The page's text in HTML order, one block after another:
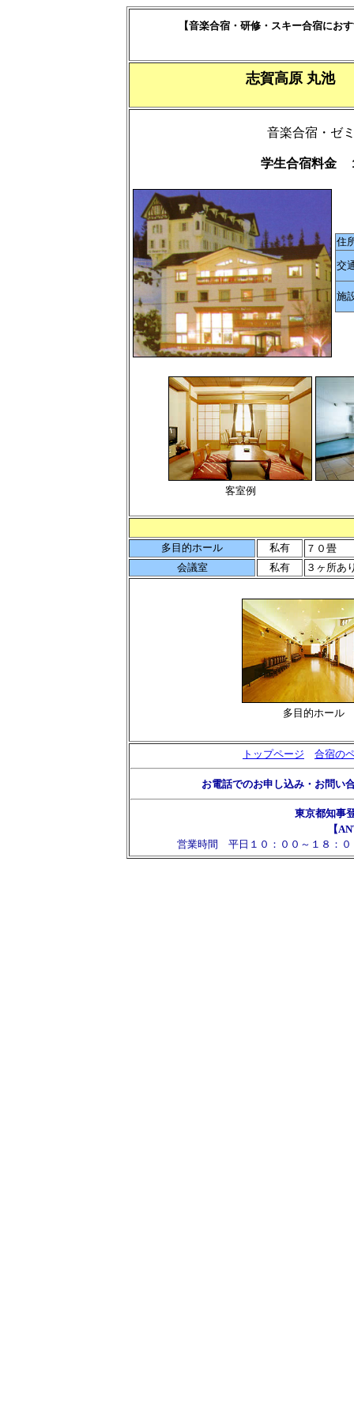
【音楽合宿・研修・スキー合宿に
志賀高原 丸池
音楽合宿・ゼ
学生合宿料金
住
交
施
客室例
多目的ホール 私有
７０畳
会議室
私有 ３ヶ所あ
多目的ホール
トップページ 合宿の
お電話でのお申し込み・お問い
東京都知事
【
営業時間 平日１０：００～１８：